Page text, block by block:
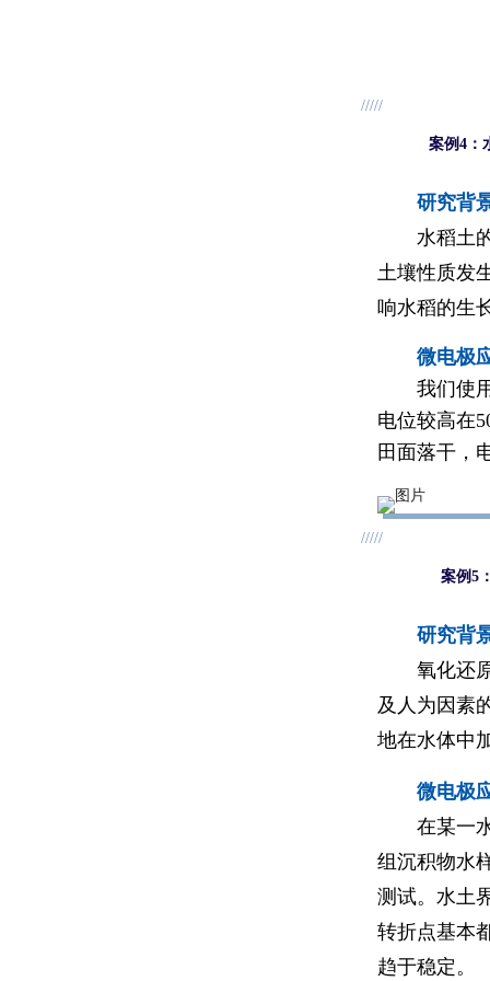
/////
案例4：
研究背
水稻土
土壤性质发
响水稻的生
微电极
我们使
电位较高在
田面落干，
/////
案例5
研究背
氧化还
及人为因素
地在水体中
微电极
在某一
组沉积物水
测试。水土
转折点基本
趋于稳定。